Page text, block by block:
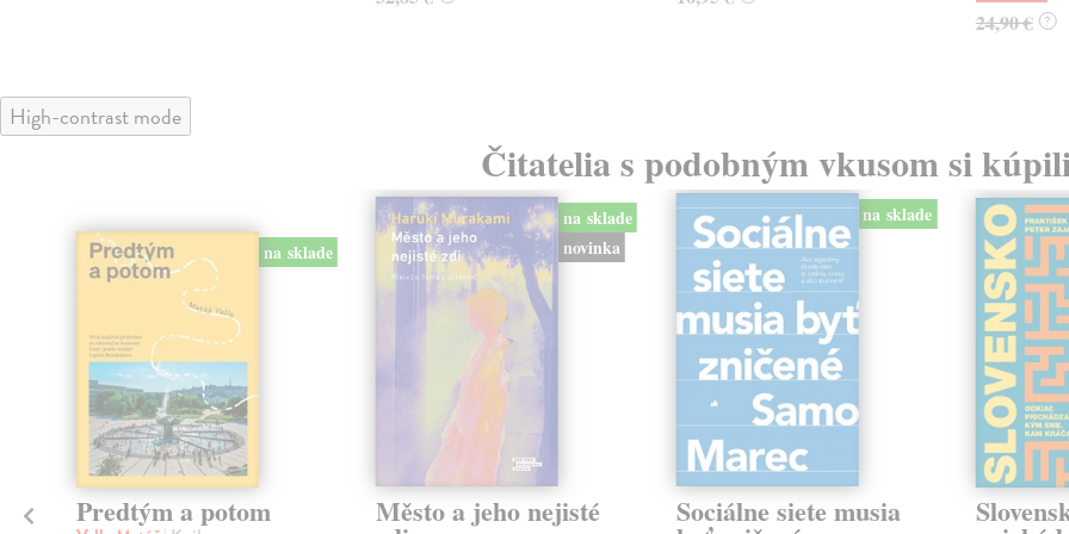
24,90 € ?
High-contrast mode
Čitatelia s podobným vkusom si
na sklade
Predtým a potom
na sklade
novinka
Město a jeho nejisté
na sklade
Sociálne siete musia